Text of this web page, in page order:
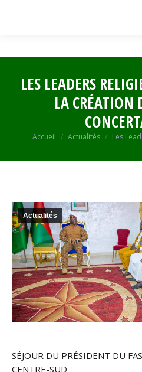
LES LEADERS
LA CRÉATION
Vous êtes ici :
Accueil Actualités Les
Actualités
SÉJOUR DU PRÉSIDENT DU
CENTRE-SUD